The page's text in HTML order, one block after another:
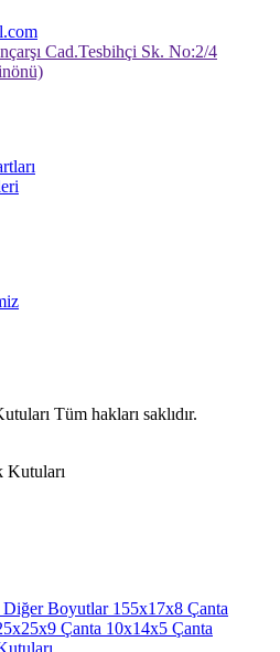
Cad.Tesbihçi Sk. No:2/4
Tüm hakları saklıdır.
Diğer Boyutlar155x17x8 Çanta
Çanta 10x14x5 Çanta